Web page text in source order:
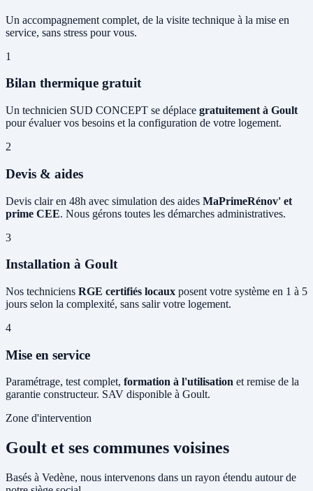
Un accompagnement complet, de la visite technique à la mise en
service, sans stress pour vous.
1
Bilan thermique gratuit
Un technicien SUD CONCEPT se déplace gratuitement à Goult
pour évaluer vos besoins et la configuration de votre logement.
2
Devis & aides
Devis clair en 48h avec simulation des aides MaPrimeRénov' et
prime CEE. Nous gérons toutes les démarches administratives.
3
Installation à Goult
Nos techniciens RGE certifiés locaux posent votre système en 1 à 5
jours selon la complexité, sans salir votre logement.
4
Mise en service
Paramétrage, test complet, formation à l'utilisation et remise de la
garantie constructeur. SAV disponible à Goult.
Zone d'intervention
Goult et ses communes voisines
Basés à Vedène, nous intervenons dans un rayon étendu autour de